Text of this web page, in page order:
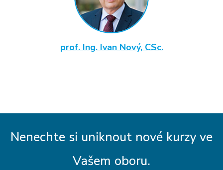
prof. Ing. Ivan Nový, CSc.
Nenechte si uniknout nové kurzy ve
Vašem oboru.